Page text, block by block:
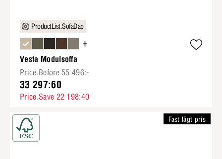
ProductList.SofaDap
+
Vesta Modulsoffa
Price.Before 55 496:-
33 297:60
Price.Save 22 198:40
Fast lågt pris